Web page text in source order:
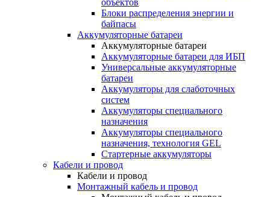
объектов
Блоки распределения энергии и
байпасы
Аккумуляторные батареи
Аккумуляторные батареи
Аккумуляторные батареи для ИБП
Универсальные аккумуляторные
батареи
Аккумуляторы для слаботочных
систем
Аккумуляторы специального
назначения
Аккумуляторы специального
назначения, технология GEL
Стартерные аккумуляторы
Кабели и провод
Кабели и провод
Монтажный кабель и провод